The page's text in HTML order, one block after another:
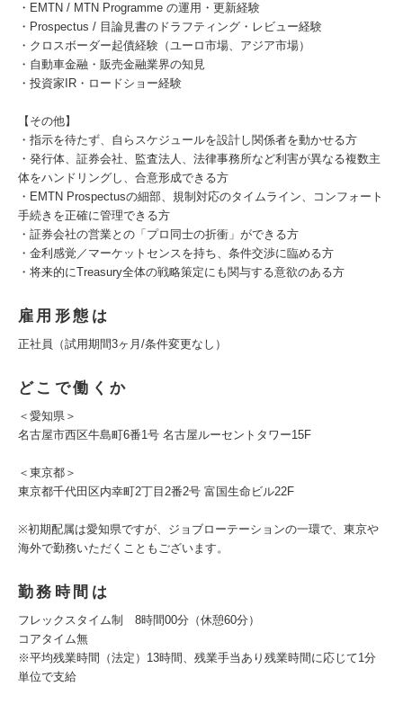
・EMTN / MTN Programme の運用・更新経験
・Prospectus / 目論見書のドラフティング・レビュー経験
・クロスボーダー起債経験（ユーロ市場、アジア市場）
・自動車金融・販売金融業界の知見
・投資家IR・ロードショー経験
【その他】
・指示を待たず、自らスケジュールを設計し関係者を動かせる方
・発行体、証券会社、監査法人、法律事務所など利害が異なる複数主
体をハンドリングし、合意形成できる方
・EMTN Prospectusの細部、規制対応のタイムライン、コンフォート
手続きを正確に管理できる方
・証券会社の営業との「プロ同士の折衝」ができる方
・金利感覚／マーケットセンスを持ち、条件交渉に臨める方
・将来的にTreasury全体の戦略策定にも関与する意欲のある方
雇用形態は
正社員（試用期間3ヶ月/条件変更なし）
どこで働くか
＜愛知県＞
名古屋市西区牛島町6番1号 名古屋ルーセントタワー15F
＜東京都＞
東京都千代田区内幸町2丁目2番2号 富国生命ビル22F
※初期配属は愛知県ですが、ジョブローテーションの一環で、東京や
海外で勤務いただくこともございます。
勤務時間は
フレックスタイム制 8時間00分（休憩60分）
コアタイム無
※平均残業時間（法定）13時間、残業手当あり残業時間に応じて1分
単位で支給